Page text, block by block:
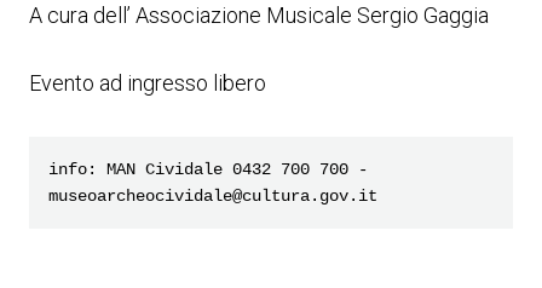
A cura dell’ Associazione Musicale Sergio Gaggia
Evento ad ingresso libero
info: MAN Cividale 0432 700 700 -
museoarcheocividale@cultura.gov.it